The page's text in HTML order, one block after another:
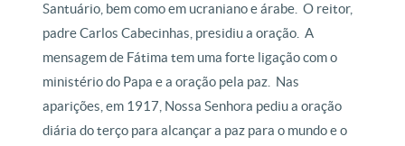
Santuário, bem como em ucraniano e árabe. O reitor,
padre Carlos Cabecinhas, presidiu a oração. A
mensagem de Fátima tem uma forte ligação com o
ministério do Papa e a oração pela paz. Nas
aparições, em 1917, Nossa Senhora pediu a oração
diária do terço para alcançar a paz para o mundo e o